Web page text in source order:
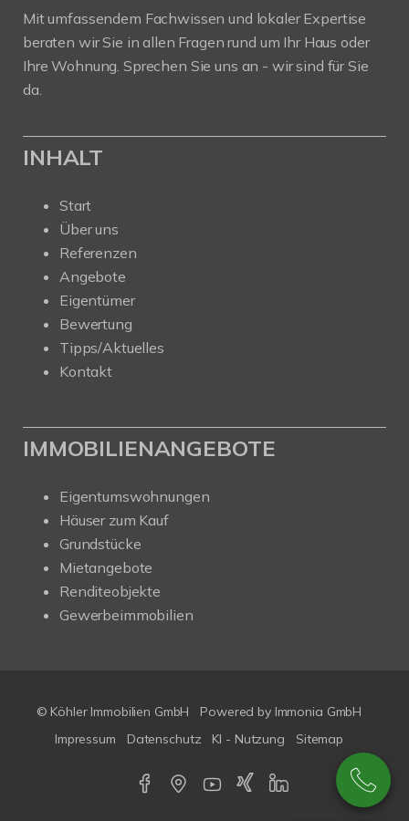
Mit umfassendem Fachwissen und lokaler Expertise
beraten wir Sie in allen Fragen rund um Ihr Haus oder
Ihre Wohnung. Sprechen Sie uns an - wir sind für Sie
da.
INHALT
Start
Über uns
Referenzen
Angebote
Eigentümer
Bewertung
Tipps/Aktuelles
Kontakt
IMMOBILIENANGEBOTE
Eigentumswohnungen
Häuser zum Kauf
Grundstücke
Mietangebote
Renditeobjekte
Gewerbeimmobilien
© Köhler Immobilien GmbH Powered by Immonia GmbH
Impressum
Datenschutz KI - Nutzung Sitemap